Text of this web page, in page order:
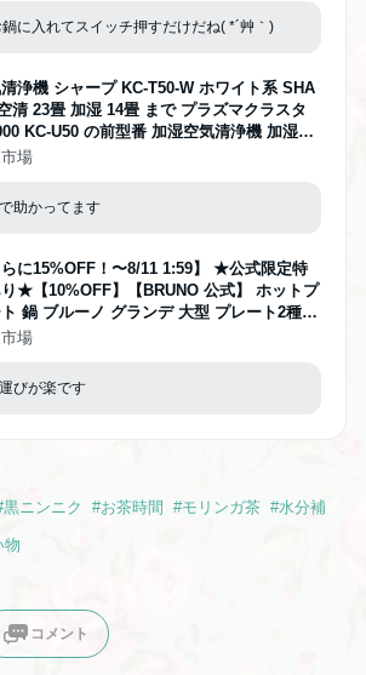
延長保証対象]
に入れてスイッチ押すだけだね( *´艸｀)
浄機 シャープ KC-T50-W ホワイト系 SHA
清 23畳 加湿 14畳 まで プラズマクラスタ
KC-U50 の前型番 加湿空気清浄機 加湿器
転 黄砂 黄砂対策 スピード循環気流 脱臭
エクプラ特選
場
助かってます
らに15%OFF！〜8/11 1:59】 ★公式限定特
★【10%OFF】【BRUNO 公式】 ホットプ
ト 鍋 ブルーノ グランデ 大型 プレート2種
肉 おしゃれ たこ焼き器 深鍋 最大250℃ 無
し祝い 入学祝い
場
びが楽です
黒ニンニク #お茶時間 #モリンガ茶 #水分補
物
コメント